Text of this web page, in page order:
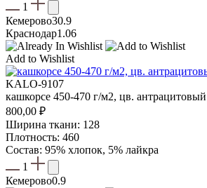
1
Кемерово30.9
Краснодар1.06
Add to Wishlist
KALO-9107
кашкорсе 450-470 г/м2, цв.
800,00 ₽
Ширина ткани: 128
Плотность: 460
Состав: 95% хлопок, 5% лайкра
1
Кемерово0.9